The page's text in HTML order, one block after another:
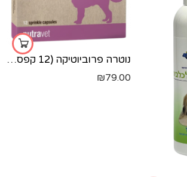
נוטרה פרוביוטיקה (12 קפסולות)
₪79.00